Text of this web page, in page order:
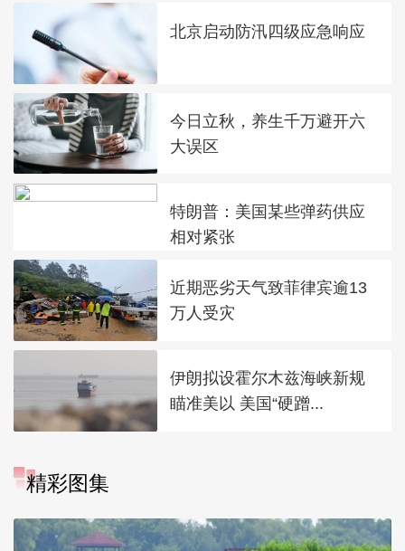
北京启动防汛四级应急响应
今日立秋，养生千万避开六
大误区
特朗普：美国某些弹药供应
相对紧张
近期恶劣天气致菲律宾逾13
万人受灾
伊朗拟设霍尔木兹海峡新规
瞄准美以 美国“硬蹭...
精彩图集